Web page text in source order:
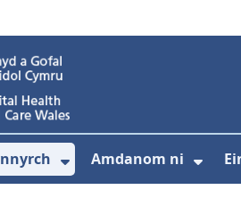
Dangos
Amdanom ni